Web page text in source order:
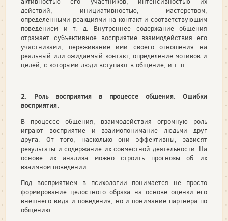
действий, инициативностью, мастерством,
определенными реакциями на контакт и соответствующим
поведением и т. д. Внутреннее содержание общения
отражает субъективное восприятие взаимодействия его
участниками, переживание ими своего отношения на
реальный или ожидаемый контакт, определение мотивов и
целей, с которыми люди вступают в общение, и т. п.
2. Роль восприятия в процессе общения. Ошибки
восприятия.
В процессе общения, взаимодействия огромную роль
играют восприятие и взаимопонимание людьми друг
друга. От того, насколько они эффективны, зависят
результаты и содержание их совместной деятельности. На
основе их анализа можно строить прогнозы об их
взаимном поведении.
Под восприятиемв психологии понимается не просто
формирование целостного образа на основе оценки его
внешнего вида и поведения, но и понимание партнера по
общению.